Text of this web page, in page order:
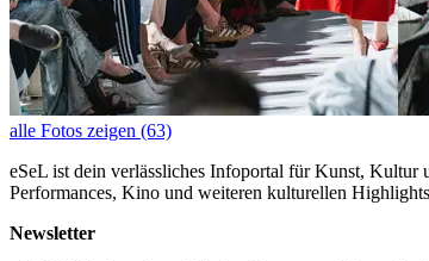
alle Fotos zeigen (63)
eSeL ist dein verlässliches Infoportal für Kunst, Kultur
Performances, Kino und weiteren kulturellen
Newsletter